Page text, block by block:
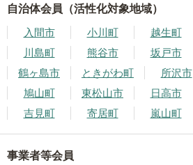
自治体会員（活性化対象地域）
入間市 小川町 越生町
川島町
熊谷市 坂戸市
鶴ヶ島市
ときがわ町 所沢市
鳩山町
東松山市 日高市
吉見町
寄居町 嵐山町
事業者等会員